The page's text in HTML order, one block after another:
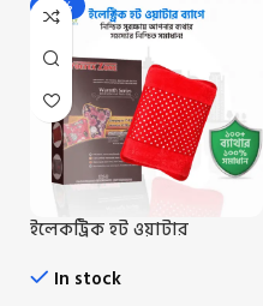
-22%
ইলেকট্রিক হট ওয়াটার
In stock